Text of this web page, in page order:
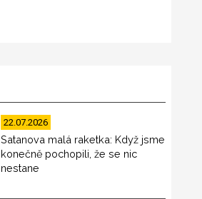
22.07.2026
Satanova malá raketka: Když jsme
konečně pochopili, že se nic
nestane